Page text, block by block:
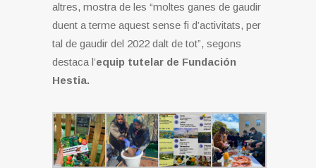
altres, mostra de les “moltes ganes de gaudir
duent a terme aquest sense fi d’activitats, per
tal de gaudir del 2022 dalt de tot”, segons
destaca l’equip tutelar de Fundación
Hestia.